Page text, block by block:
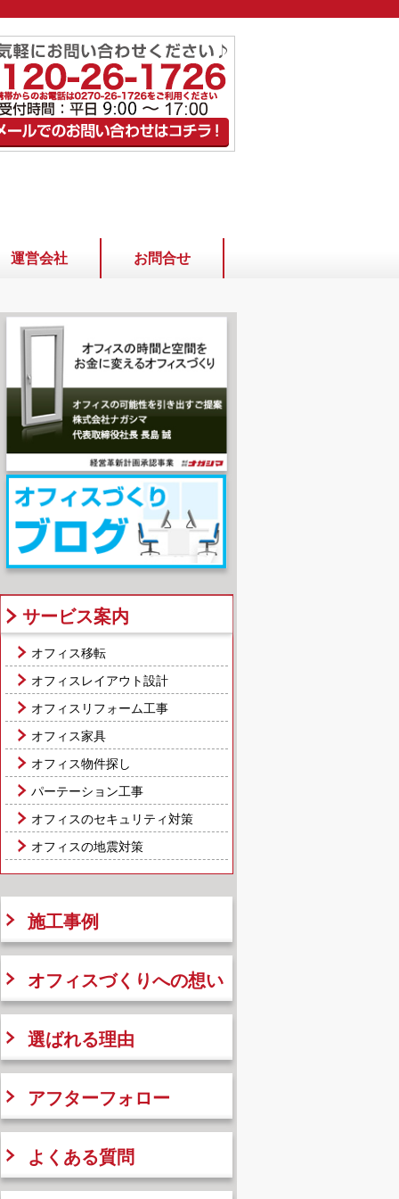
運営会社 お問合せ
サービス案内
オフィス移転
オフィスレイアウト設計
オフィスリフォーム工事
オフィス家具
オフィス物件探し
パーテーション工事
オフィスのセキュリティ対策
オフィスの地震対策
施工事例
オフィスづくりへの想い
選ばれる理由
アフターフォロー
よくある質問